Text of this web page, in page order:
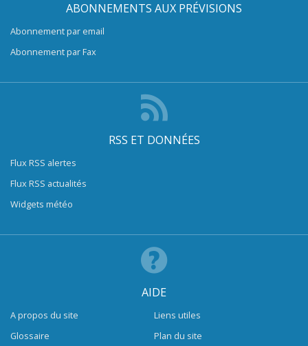
ABONNEMENTS AUX PRÉVISIONS
Abonnement par email
Abonnement par Fax
RSS ET DONNÉES
Flux RSS alertes
Flux RSS actualités
Widgets météo
AIDE
A propos du site
Glossaire
Liens utiles
Plan du site